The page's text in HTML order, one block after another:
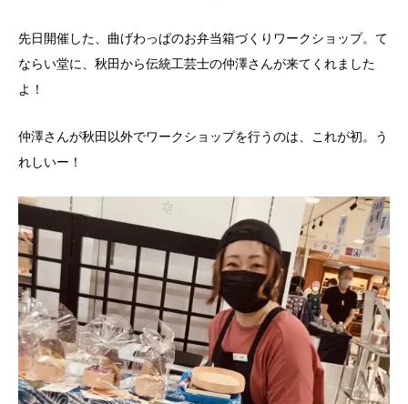
先日開催した、曲げわっぱのお弁当箱づくりワークショップ。て
ならい堂に、秋田から伝統工芸士の仲澤さんが来てくれました
よ！
仲澤さんが秋田以外でワークショップを行うのは、これが初。う
れしいー！